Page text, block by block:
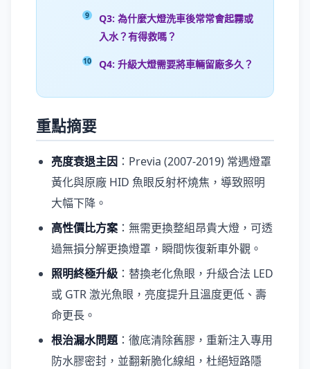
Q3: 為什麼大燈洗車後常常會起霧或
入水？有得救嗎？
Q4: 升級大燈需要將車輛留廠多久？
重點摘要
亮度衰退主因 ：Previa (2007-2019) 常遇燈罩
黃化與原廠 HID 魚眼反射杯燒焦，導致照明
大幅下降。
高性價比方案 ：無需更換整組昂貴大燈，可透
過無損分解更換燈罩，瞬間恢復新車外觀。
照明終極升級 ：替換老化魚眼，升級合法 LED
或 GTR 激光魚眼，亮度提升且溫度更低、壽
命更長。
根治漏水問題：徹底清除舊膠，重新注入專用
防水膠密封，並翻新脆化線組，杜絕短路隱